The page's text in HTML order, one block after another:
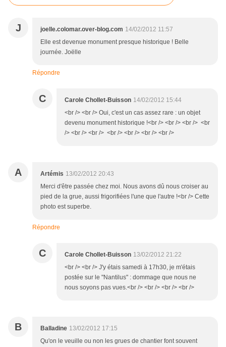
J joelle.colomar.over-blog.com 14/02/2012 11:57
Elle est devenue monument presque historique ! Belle
journée. Joëlle
Répondre
C Carole Chollet-Buisson 14/02/2012 15:44
<br /> <br /> Oui, c'est un cas assez rare : un objet
devenu monument historique !<br /> <br /> <br /> <br
/> <br /> <br /> <br /> <br /> <br /> <br />
A Artémis 13/02/2012 20:43
Merci d'être passée chez moi. Nous avons dû nous croiser au
pied de la grue, aussi frigorifiées l'une que l'autre !<br /> Cette
photo est superbe.
Répondre
C Carole Chollet-Buisson 13/02/2012 21:22
<br /> <br /> J'y étais samedi à 17h30, je m'étais
postée sur le "Nantilus" : dommage que nous ne
nous soyons pas vues.<br /> <br /> <br /> <br />
B Balladine 13/02/2012 17:15
Qu'on le veuille ou non les grues de chantier font souvent